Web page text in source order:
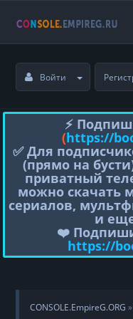
Войти
⚡️
(https://
✅ Для
(прямо на
приватный
можно скачать
сериалов,
и
❤️
https://
CONSOLE.EmpireG.ORG